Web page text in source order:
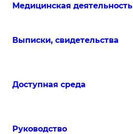
Медицинская деятельность
Выписки, свидетельства
Доступная среда
Руководство